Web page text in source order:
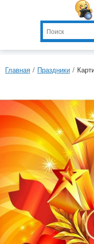
Главная / Праздники /